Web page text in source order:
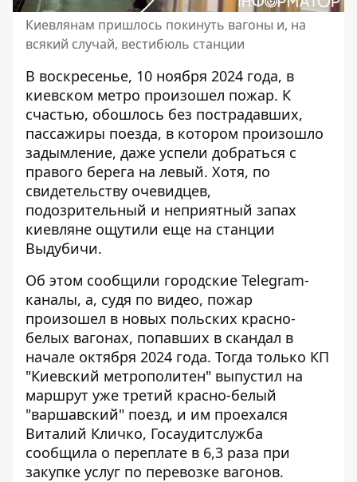
Киевлянам пришлось покинуть вагоны и, на
всякий случай, вестибюль станции
В воскресенье, 10 ноября 2024 года, в
киевском метро произошел пожар. К
счастью, обошлось без пострадавших,
пассажиры поезда, в котором произошло
задымление, даже успели добраться с
правого берега на левый. Хотя, по
свидетельству очевидцев,
подозрительный и неприятный запах
киевляне ощутили еще на станции
Выдубичи.
Об этом сообщили городские Telegram-
каналы, а, судя по видео, пожар
произошел в новых польских красно-
белых вагонах, попавших в скандал в
начале октября 2024 года. Тогда только КП
"Киевский метрополитен" выпустил на
маршрут уже третий красно-белый
"варшавский" поезд, и им проехался
Виталий Кличко, Госаудитслужба
сообщила о переплате в 6,3 раза при
закупке услуг по перевозке вагонов.